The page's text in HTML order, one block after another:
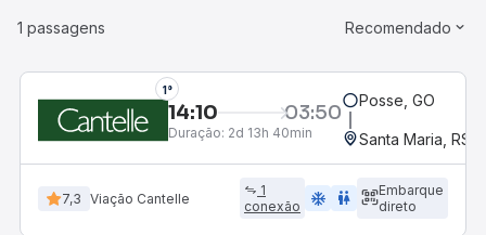
1 passagens Recomendado
1°
14:10 03:50
Duração: 2d 13h 40min
Posse, GO
Santa Maria, RS
7,3 Viação Cantelle
1
conexão
ac_unit wc
Embarque
direto